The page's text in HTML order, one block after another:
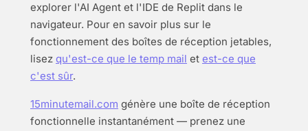
explorer l'AI Agent et l'IDE de Replit dans le
navigateur. Pour en savoir plus sur le
fonctionnement des boîtes de réception jetables,
lisez qu'est-ce que le temp mail et est-ce que
c'est sûr.
15minutemail.com génère une boîte de réception
fonctionnelle instantanément — prenez une